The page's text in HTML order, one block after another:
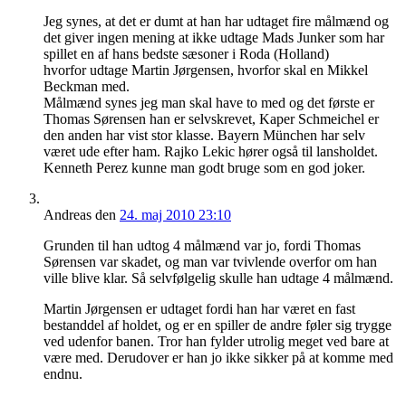
Jeg synes, at det er dumt at han har udtaget fire målmænd og
det giver ingen mening at ikke udtage Mads Junker som har
spillet en af hans bedste sæsoner i Roda (Holland)
hvorfor udtage Martin Jørgensen, hvorfor skal en Mikkel
Beckman med.
Målmænd synes jeg man skal have to med og det første er
Thomas Sørensen han er selvskrevet, Kaper Schmeichel er
den anden har vist stor klasse. Bayern München har selv
været ude efter ham. Rajko Lekic hører også til lansholdet.
Kenneth Perez kunne man godt bruge som en god joker.
Andreas den 24. maj 2010 23:10
Grunden til han udtog 4 målmænd var jo, fordi Thomas
Sørensen var skadet, og man var tvivlende overfor om han
ville blive klar. Så selvfølgelig skulle han udtage 4 målmænd.
Martin Jørgensen er udtaget fordi han har været en fast
bestanddel af holdet, og er en spiller de andre føler sig trygge
ved udenfor banen. Tror han fylder utrolig meget ved bare at
være med. Derudover er han jo ikke sikker på at komme med
endnu.